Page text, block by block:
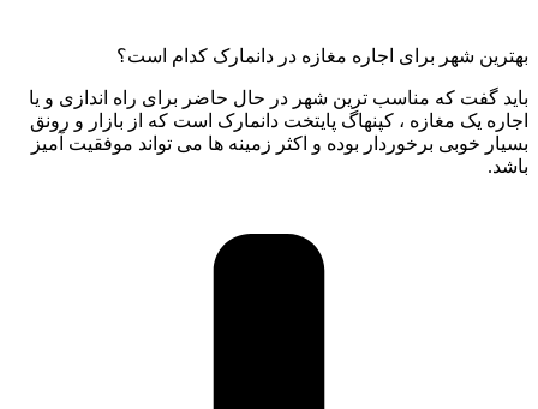
بهترین شهر برای اجاره مغازه در دانمارک کدام است؟
باید گفت که مناسب ترین شهر در حال حاضر برای راه اندازی و یا
اجاره یک مغازه ، کپنهاگ پایتخت دانمارک است که از بازار و رونق
بسیار خوبی برخوردار بوده و اکثر زمینه ها می تواند موفقیت آمیز
باشد.